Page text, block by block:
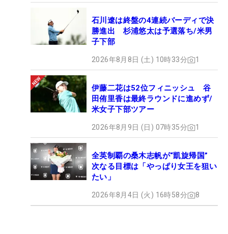
石川遼は終盤の4連続バーディで決
勝進出 杉浦悠太は予選落ち/米男
子下部
2026年8月8日 (土) 10時33分 1
伊藤二花は52位フィニッシュ 谷
田侑里香は最終ラウンドに進めず/
米女子下部ツアー
2026年8月9日 (日) 07時35分 1
全英制覇の桑木志帆が“凱旋帰国”
次なる目標は「やっぱり女王を狙い
たい」
2026年8月4日 (火) 16時58分 8